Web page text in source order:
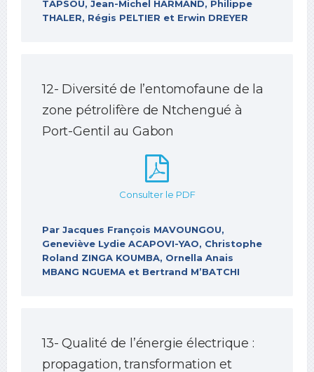
TAPSOU, Jean-Michel HARMAND, Philippe
THALER, Régis PELTIER et Erwin DREYER
12- Diversité de l’entomofaune de la
zone pétrolifère de Ntchengué à
Port-Gentil au Gabon
Consulter le PDF
Par Jacques François MAVOUNGOU,
Geneviève Lydie ACAPOVI-YAO, Christophe
Roland ZINGA KOUMBA, Ornella Anais
MBANG NGUEMA et Bertrand M’BATCHI
13- Qualité de l’énergie électrique :
propagation, transformation et